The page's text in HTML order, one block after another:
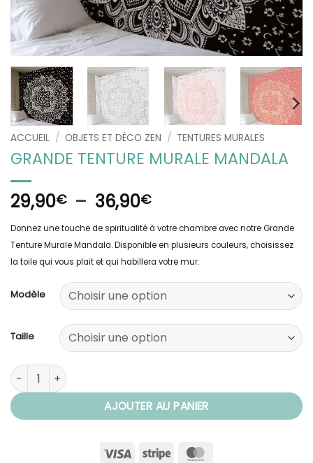
ACCUEIL / OBJETS ET DÉCO ZEN / TENTURES MURALES
GRANDE TENTURE MURALE MANDALA
29,90€ – 36,90€Plage
prix :
29,90€
à
36,90€
Donnez une touche de spiritualité à votre chambre avec notre Grande
Tenture Murale Mandala. Disponible en plusieurs couleurs, choisissez
la toile qui vous plait et qui habillera votre mur.
Modèle
Taille
quantité de Grande Tenture Murale Mandala
AJOUTER AU PANIER
Visa Stripe